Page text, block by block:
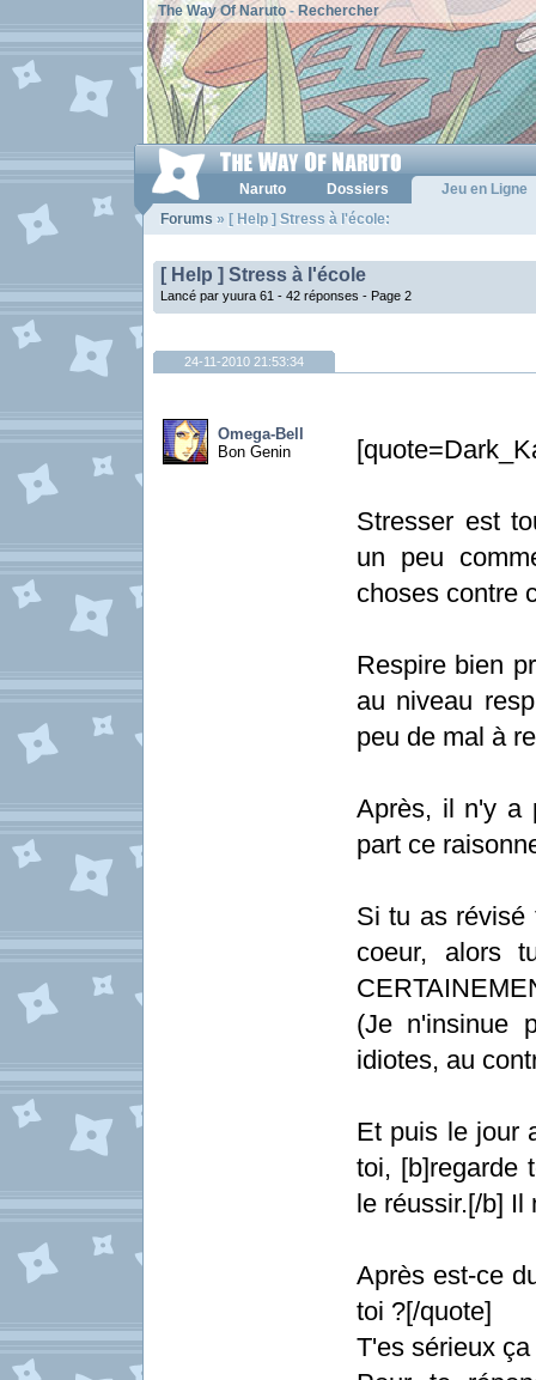
The Way Of Naruto- Rechercher
Naruto Dossiers
Jeu en Ligne
Forums » [ Help ] Stress à l'école:
[ Help ] Stress à l'école
Lancé par yuura 61 - 42 réponses - Page 2
24-11-2010 21:53:34
Omega-Bell
Bon Genin
Stresser est
un peu
choses contre
Respire bien
au niveau
peu de mal à
Après, il n'y a
part ce
Si tu as révisé
coeur, alors
(Je n'insinue
idiotes, au
Et puis le jour
toi, [b]regarde
le réussir.[/b] Il
Après est-ce
toi ?[/quote]
T'es sérieux